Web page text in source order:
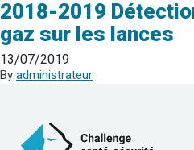
2018-2019
gaz sur les lances
13/07/2019
By administrateur